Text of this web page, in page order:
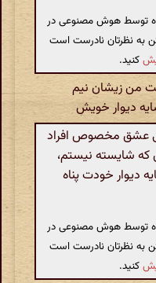
توسط هوش مصنوعی در
به نظرتان نادرست است
کنید.
من زیشان نیم
دیوار خویش
مخصوص افراد
شایسته نیستم،
دیوار خودت پناه
توسط هوش مصنوعی در
به نظرتان نادرست است
کنید.